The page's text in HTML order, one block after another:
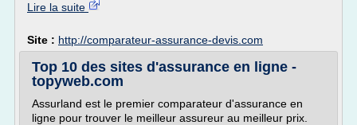
Lire la suite
Site : http://comparateur-assurance-devis.com
Top 10 des sites d'assurance en ligne -
topyweb.com
Assurland est le premier comparateur d'assurance en
ligne pour trouver le meilleur assureur au meilleur prix.